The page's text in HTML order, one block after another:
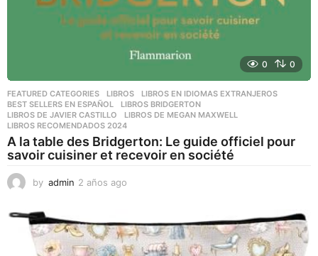
0 0
FEATURED CATEGORIES ,LIBROS ,LIBROS EN IDIOMAS EXTRANJEROS
BEST SELLERS EN ESPAÑOL
,LIBROS BRIDGERTON
LIBROS DE JAVIER CASTILLO
,LIBROS DE MEGAN MAXWELL
LIBROS RECOMENDADOS 2024
A la table des Bridgerton: Le guide officiel pour
savoir cuisiner et recevoir en société
by admin 2 años ago
o
s
a